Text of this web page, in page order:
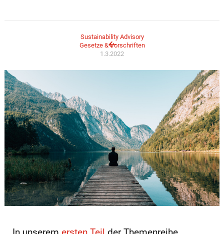
Sustainability Advisory
Gesetze & Vorschriften
1.3.2022